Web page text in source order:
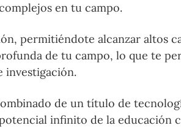
en tu campo.
permitiéndote alcanzar altos
de tu campo, lo que te
investigación.
de un título de
infinito de la educación